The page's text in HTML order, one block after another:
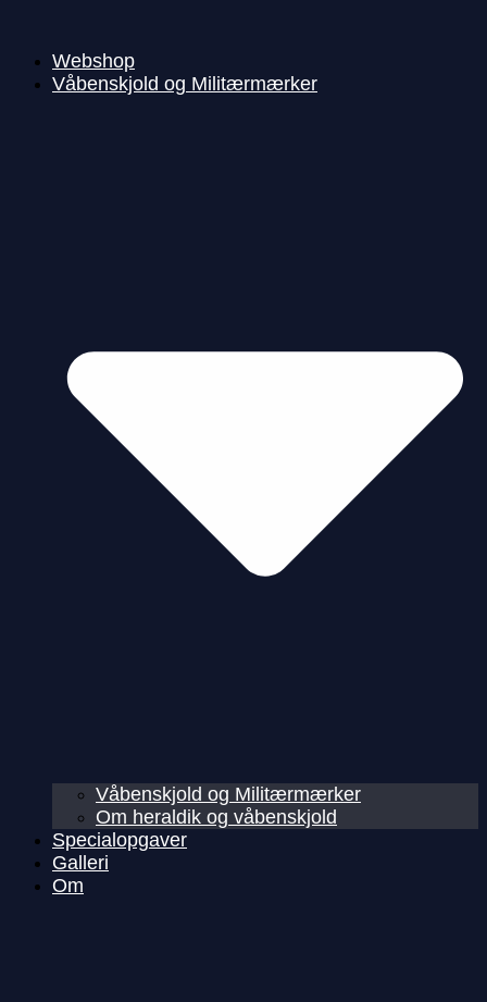
indholdWebshop
Våbenskjold og Militærmærker
Våbenskjold og Militærmærker
Om heraldik og våbenskjold
Specialopgaver
Galleri
Om